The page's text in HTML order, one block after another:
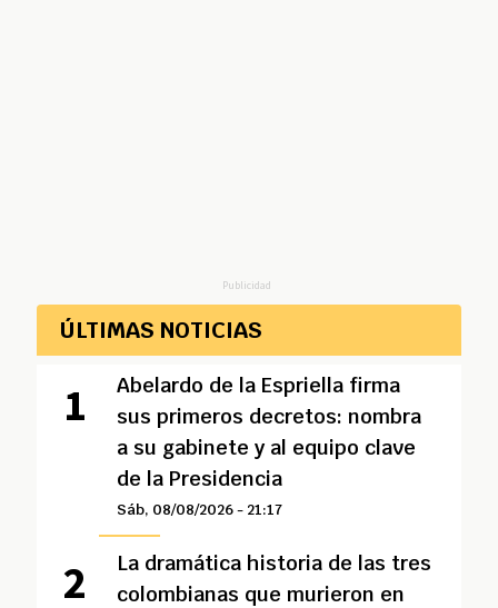
Publicidad
ÚLTIMAS NOTICIAS
Abelardo de la Espriella firma
sus primeros decretos: nombra
a su gabinete y al equipo clave
de la Presidencia
Sáb, 08/08/2026 - 21:17
La dramática historia de las tres
colombianas que murieron en